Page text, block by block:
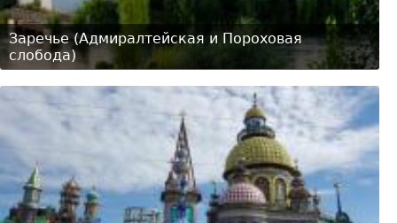
Заречье (Адмиралтейская и Пороховая
слобода)